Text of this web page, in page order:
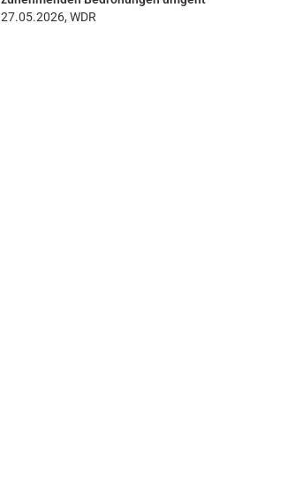
27.05.2026, WDR